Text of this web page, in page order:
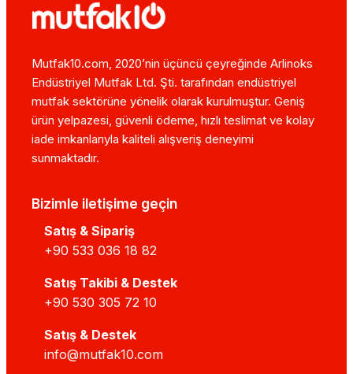
Mutfak10.com, 2020’nin üçüncü çeyreğinde Arlinoks
Endüstriyel Mutfak Ltd. Şti. tarafından endüstriyel
mutfak sektörüne yönelik olarak kurulmuştur. Geniş
ürün yelpazesi, güvenli ödeme, hızlı teslimat ve kolay
iade imkanlarıyla kaliteli alışveriş deneyimi
sunmaktadır.
Bizimle iletişime geçin
Satış & Sipariş
+90 533 036 18 82
Satış Takibi & Destek
+90 530 305 72 10
Satış & Destek
info@mutfak10.com